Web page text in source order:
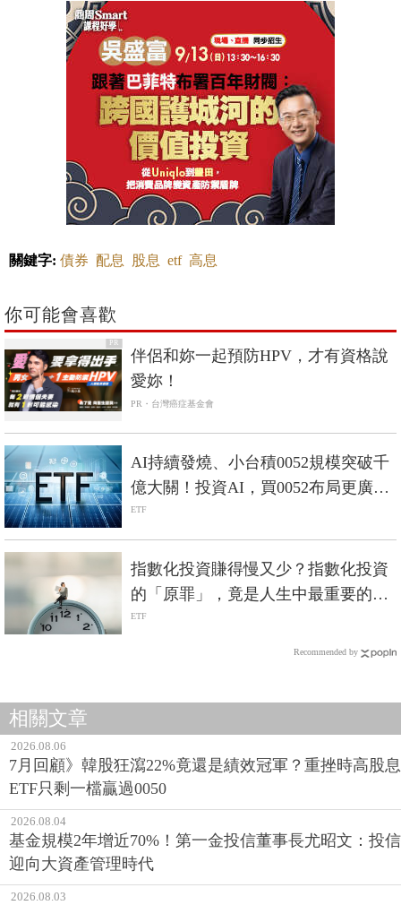
關鍵字: 債券 配息 股息 etf 高息
你可能會喜歡
PR
伴侶和妳一起預防HPV，才有資格說
愛妳！
PR・台灣癌症基金會
AI持續發燒、小台積0052規模突破千
億大關！投資AI，買0052布局更廣
泛？
ETF
指數化投資賺得慢又少？指數化投資
的「原罪」，竟是人生中最重要的禮
物？
ETF
Recommended by
相關文章
2026.08.06
7月回顧》韓股狂瀉22%竟還是績效冠軍？重挫時高股息
ETF只剩一檔贏過0050
2026.08.04
基金規模2年增近70%！第一金投信董事長尤昭文：投信
迎向大資產管理時代
2026.08.03